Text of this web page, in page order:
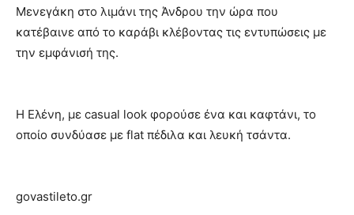
Μενεγάκη στο λιμάνι της Άνδρου την ώρα που
κατέβαινε από το καράβι κλέβοντας τις εντυπώσεις με
την εμφάνισή της.
Η Ελένη, με casual look φορούσε ένα και καφτάνι, το
οποίο συνδύασε με flat πέδιλα και λευκή τσάντα.
govastileto.gr